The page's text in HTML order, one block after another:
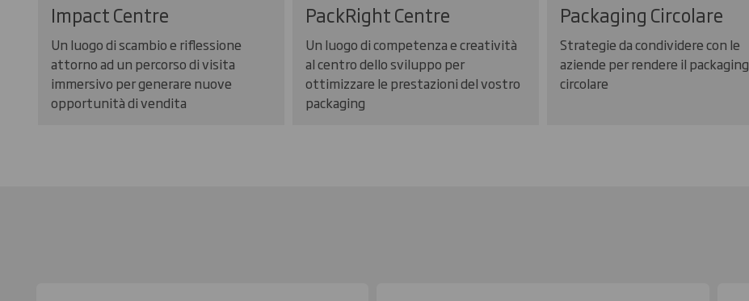
Impact Centre
Un luogo di scambio e riflessione
attorno ad un percorso di visita
immersivo per generare nuove
opportunità di vendita
PackRight Centre
Un luogo di competenza e creatività
al centro dello sviluppo per
ottimizzare le prestazioni del vostro
packaging
Packaging Circolare
Strategie da condividere con le
aziende per rendere il packaging
circolare